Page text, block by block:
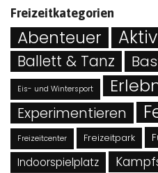
Freizeitkategorien
Abenteuer Aktiv
Ballett & Tanz
Eis- und Wintersport
Experimentieren
Freizeitcenter Freizeitpark
Indoorspielplatz